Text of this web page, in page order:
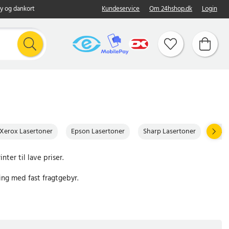
og dankort Kundeservice Om 24hshop.dk Login
Lasertoner Epson Lasertoner Sharp Lasertoner
til lave priser.
med fast fragtgebyr.